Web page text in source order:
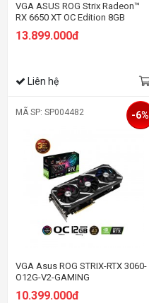
VGA ASUS ROG Strix Radeon™
RX 6650 XT OC Edition 8GB
GDDR6
13.899.000đ
Liên hệ
MÃ SP: SP004482
VGA Asus ROG STRIX-RTX 3060-
O12G-V2-GAMING
10.399.000đ
-6%